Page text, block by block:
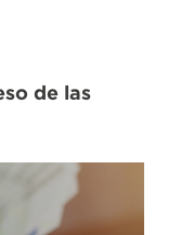
de las